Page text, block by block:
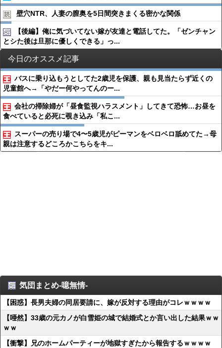
壁穴NTR、人妻の膣奥を5日間突きまくる密かな関係
【後編】俺に気づいてない嫁が友達と電話してた。「ゼンチャン
とシた後は旦那に優しくできる」っ...
今日のオススメ記事
バスに乗り込もうとしてた2歳児を保護、親も見当たらず近くの
児童館へ→「やだー何やってんのー...
会社の掃除婦が「昼食監視ハラスメント」してきて恐怖…お昼を
食べていると必死に覗き込み「私こ...
スーパーの売り場で4〜5歳児がピーマンをベロベロ舐めてた→母
親は注意するどころかこちらをキ...
気団まとめ-噫無情-
【困惑】長男夫婦の同居要請に、嫁が反対する理由がコレｗｗｗｗ
【唖然】33歳の元カノが白雪姫の城で結婚式とか言い出した結果ｗｗ
ｗｗ
【衝撃】兄のホームパーティーが地獄すぎたから報告するｗｗｗｗ